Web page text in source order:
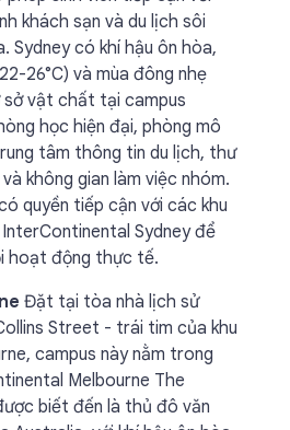
khách sạn và du lịch sôi
Sydney có khí hậu ôn hòa,
26°C) và mùa đông nhẹ
sở vật chất tại campus
học hiện đại, phòng mô
tâm thông tin du lịch, thư
không gian làm việc nhóm.
quyền tiếp cận với các khu
Sydney để
hoạt động thực tế.
Đặt tại tòa nhà lịch sử
Street - trái tim của khu
campus này nằm trong
Melbourne The
biết đến là thủ đô văn